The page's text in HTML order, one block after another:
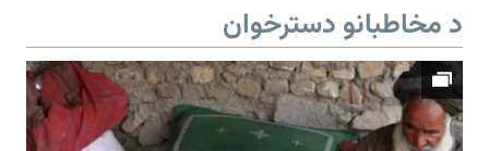
د مخاطبانو دسترخوان